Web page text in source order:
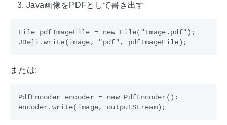
Java画像をPDFとして書き出す
File pdfImageFile = new File("Image.pdf");
または:
PdfEncoder encoder = new PdfEncoder();